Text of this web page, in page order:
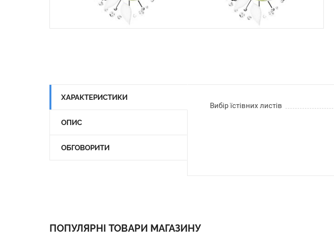
ХАРАКТЕРИСТИКИ
ОПИС
ОБГОВОРИТИ
Вибір їстівних листів
ПОПУЛЯРНІ ТОВАРИ МАГАЗИНУ